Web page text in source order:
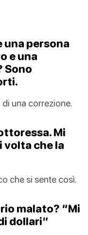
una persona
e una
Sono
una correzione.
Mi
volta che la
che si sente così.
malato? “Mi
dollari”